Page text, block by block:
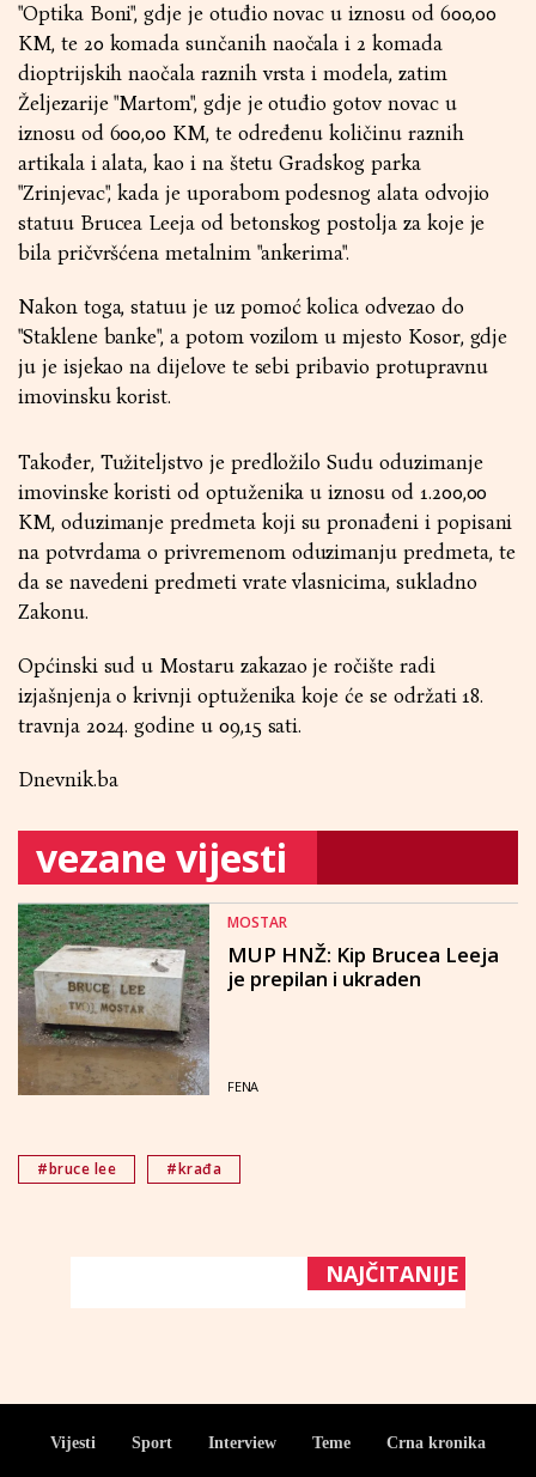
"Optika Boni", gdje je otuđio novac u iznosu od 600,00
KM, te 20 komada sunčanih naočala i 2 komada
dioptrijskih naočala raznih vrsta i modela, zatim
Željezarije "Martom", gdje je otuđio gotov novac u
iznosu od 600,00 KM, te određenu količinu raznih
artikala i alata, kao i na štetu Gradskog parka
"Zrinjevac", kada je uporabom podesnog alata odvojio
statuu Brucea Leeja od betonskog postolja za koje je
bila pričvršćena metalnim "ankerima".
Nakon toga, statuu je uz pomoć kolica odvezao do
"Staklene banke", a potom vozilom u mjesto Kosor, gdje
ju je isjekao na dijelove te sebi pribavio protupravnu
imovinsku korist.
Također, Tužiteljstvo je predložilo Sudu oduzimanje
imovinske koristi od optuženika u iznosu od 1.200,00
KM, oduzimanje predmeta koji su pronađeni i popisani
na potvrdama o privremenom oduzimanju predmeta, te
da se navedeni predmeti vrate vlasnicima, sukladno
Zakonu.
Općinski sud u Mostaru zakazao je ročište radi
izjašnjenja o krivnji optuženika koje će se održati 18.
travnja 2024. godine u 09,15 sati.
Dnevnik.ba
vezane vijesti
MOSTAR
MUP HNŽ: Kip Brucea Leeja
je prepilan i ukraden
FENA
#bruce lee #krađa
NAJČITANIJE
Vijesti Sport Interview Teme Crna kronika